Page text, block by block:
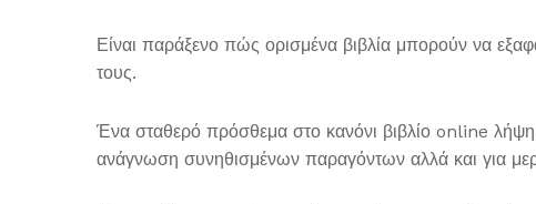
Είναι παράξενο πώς ορισμένα βιβλία μπορούν να
τους.
Ένα σταθερό πρόσθεμα στο κανόνι βιβλίο online
ανάγνωση συνηθισμένων παραγόντων αλλά και για